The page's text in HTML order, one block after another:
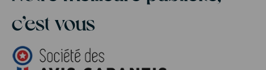
c’est vous